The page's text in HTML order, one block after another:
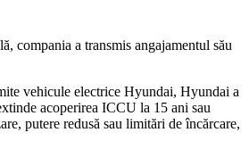
compania a transmis angajamentul său
vehicule electrice Hyundai, Hyundai a
acoperirea ICCU la 15 ani sau
putere redusă sau limitări de încărcare,